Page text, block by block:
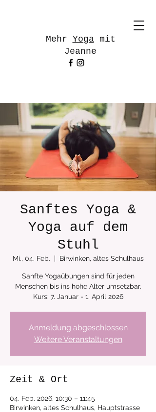
Mehr Yogamit
Jeanne
Sanftes Yoga &
Yoga auf dem
Stuhl
Mi., 04. Feb.
  |
Birwinken, altes Schulhaus
Sanfte Yogaübungen sind für jeden
Menschen bis ins hohe Alter umsetzbar.
Kurs: 7. Januar - 1. April 2026
Anmeldung abgeschlossen
Weitere Veranstaltungen
Zeit & Ort
04. Feb. 2026, 10:30 – 11:45
Birwinken, altes Schulhaus, Hauptstrasse